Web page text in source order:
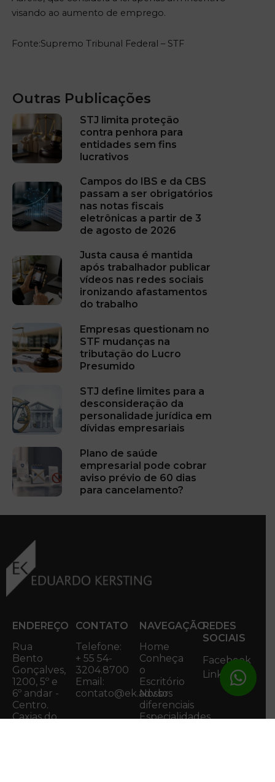
visando ao aumento de emprego.
Fonte:Supremo Tribunal Federal – STF
Outras Publicações
STJ limita proteção
contra penhora para
entidades sem fins
lucrativos
Campos do IBS e da CBS
passam a ser obrigatórios
nas notas fiscais
eletrônicas a partir de 3
de agosto de 2026
Justa causa é mantida
após trabalhador publicar
vídeos nas redes sociais
ironizando afastamentos
do trabalho
Empresas questionam no
STF mudanças na
tributação do Lucro
Presumido
STJ define limites para a
desconsideração da
personalidade jurídica em
dívidas empresariais
Plano de saúde
empresarial pode cobrar
aviso prévio de 60 dias
para cancelamento?
ENDEREÇO
Rua
Bento
Gonçalves,
1200, 5º e
6º andar -
Centro.
Caxias do
CONTATO
Telefone:
+ 55 54-
3204.8700
Email:
contato@ek.adv.br
NAVEGAÇÃO
Home
Conheça
o
Escritório
Nossos
diferenciais
Especialidades
REDES
SOCIAIS
Facebook
Linkedin